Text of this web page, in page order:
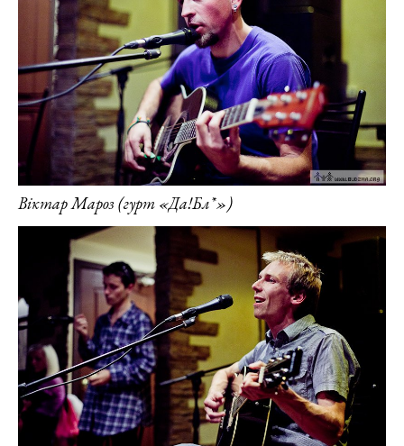
Віктар Мароз (гурт «Да!Бл*»)